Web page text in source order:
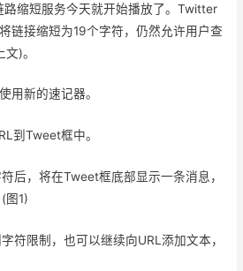
缩短服务今天就开始播放了。Twitter
链接缩短为19个字符，仍然允许用户查
)。
用新的速记器。
到Tweet框中。
后，将在Tweet框底部显示一条消息，
图1)
符限制，也可以继续向URL添加文本，